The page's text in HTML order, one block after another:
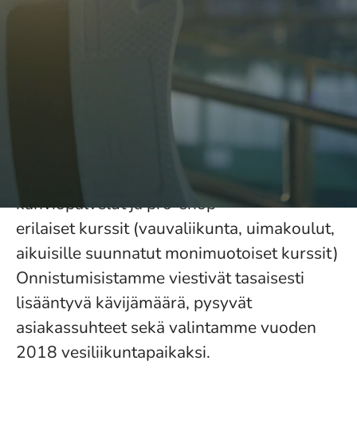
kuntaomisteinen uimahalli keskellä
Rajamäen kylää Nurmijärven kunnassa.
Ydintuotteitamme ovat:
kahviopalvelut ja pro-shop
erilaiset kurssit (vauvaliikunta, uimakoulut,
aikuisille suunnatut monimuotoiset kurssit)
Onnistumisistamme viestivät tasaisesti
lisääntyvä kävijämäärä, pysyvät
asiakassuhteet sekä valintamme vuoden
2018 vesiliikuntapaikaksi.